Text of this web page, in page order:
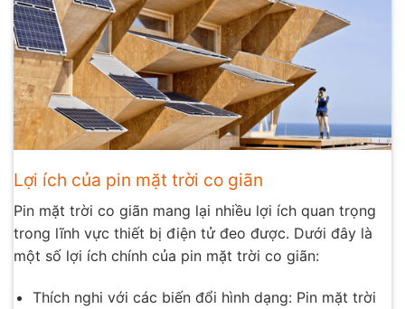
Lợi ích của pin mặt trời co giãn
Pin mặt trời co giãn mang lại nhiều lợi ích quan trọng
trong lĩnh vực thiết bị điện tử đeo được. Dưới đây là
một số lợi ích chính của pin mặt trời co giãn:
Thích nghi với các biến đổi hình dạng: Pin mặt trời